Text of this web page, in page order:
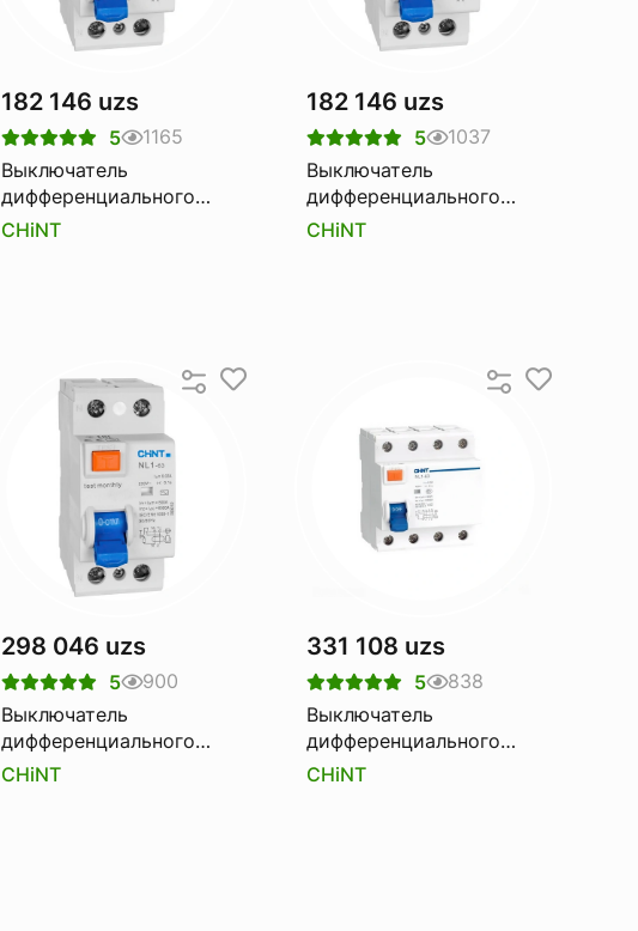
182 146 uzs
5
1165
Выключатель
дифференциального
тока Узо CHINT nl1-63
CHiNT
182 146 uzs
5
1037
Выключатель
дифференциального
тока Узо CHINT nl1-63
CHiNT
298 046 uzs
5
900
Выключатель
дифференциального
тока Узо CHINT nl1-100
CHiNT
331 108 uzs
5
838
Выключатель
дифференциального
тока Узо CHINT nl1-63
CHiNT